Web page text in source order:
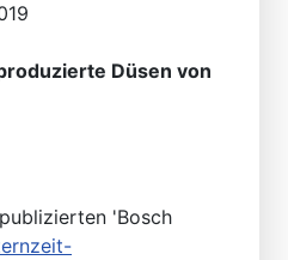
Düsen von
'Bosch